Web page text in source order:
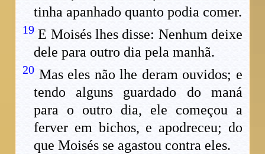
tinha apanhado quanto podia comer.
19 E Moisés lhes disse: Nenhum deixe
dele para outro dia pela manhã.
20 Mas eles não lhe deram ouvidos; e
tendo alguns guardado do maná
para o outro dia, ele começou a
ferver em bichos, e apodreceu; do
que Moisés se agastou contra eles.